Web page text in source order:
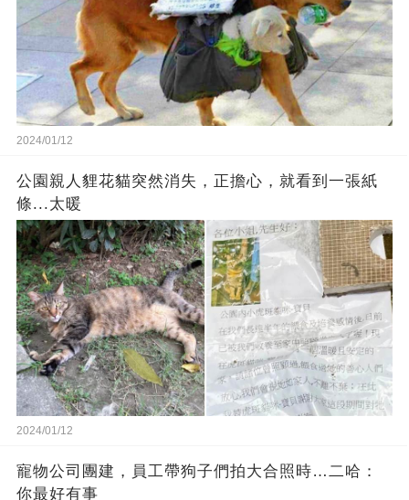
2024/01/12
公園親人貍花貓突然消失，正擔心，就看到一張紙
條...太暖
2024/01/12
寵物公司團建，員工帶狗子們拍大合照時…二哈：
你最好有事